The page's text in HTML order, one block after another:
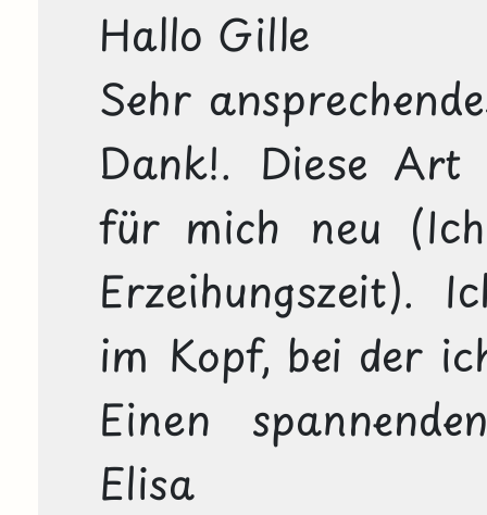
Hallo Gille
Sehr
Dank!. Diese Art
für mich neu
Erzeihungszeit).
im Kopf, bei der
Einen
Elisa